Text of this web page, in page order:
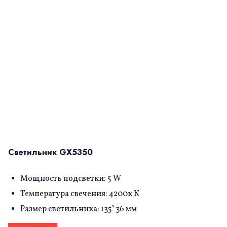
Светильник GX5350
Мощность подсветки: 5 W
Температура свечения: 4200к К
Размер светильника: 135*36 мм